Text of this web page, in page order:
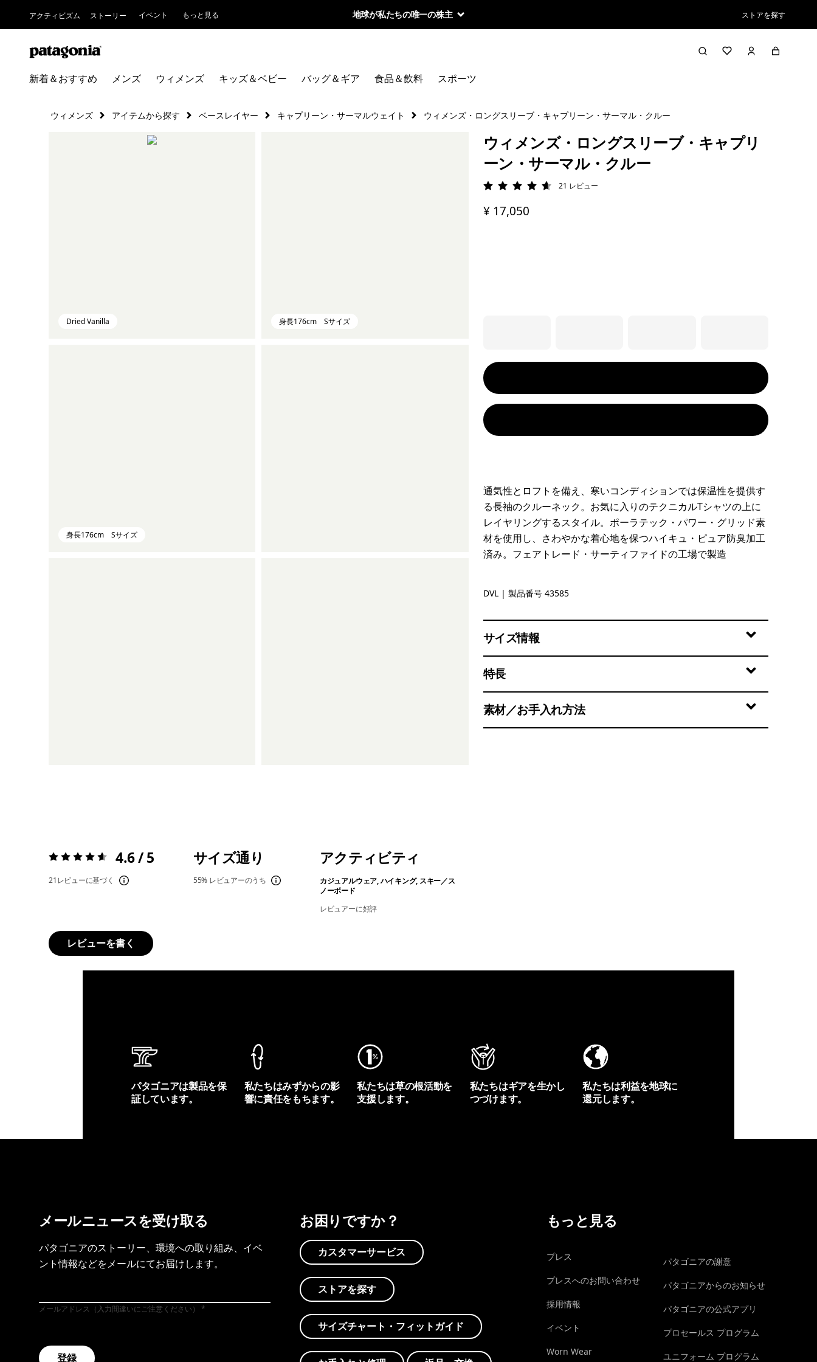
アクティビズム ストーリー イベント もっと見る 地球が私たちの唯一の株主 ストアを探す
新着＆おすすめ メンズ ウィメンズ キッズ＆ベビー バッグ＆ギア 食品＆飲料 スポーツ
ウィメンズ アイテムから探す ベースレイヤー キャプリーン・サーマルウェイト ウィメンズ・ロングスリーブ・キャプリーン・サーマル・クルー
Dried Vanilla 身長176cm Sサイズ
身長176cm Sサイズ
ウィメンズ・ロングスリーブ・キャプリ
ーン・サーマル・クルー
評価: 4.6 / 5
21 レビュー
¥ 17,050
通気性とロフトを備え、寒いコンディションでは保温性を提供す
る長袖のクルーネック。お気に入りのテクニカルTシャツの上に
レイヤリングするスタイル。ポーラテック・パワー・グリッド素
材を使用し、さわやかな着心地を保つハイキュ・ピュア防臭加工
済み。フェアトレード・サーティファイドの工場で製造
Dried Vanilla
DVL | 製品番号 43585
サイズ情報
特長
素材／お手入れ方法
評価:4.6 / 5 4.6 / 5
21レビューに基づく
サイズ通り
55% レビュアーのうち
アクティビティ
カジュアルウェア, ハイキング, スキー／ス
ノーボード
レビュアーに好評
レビューを書く
パタゴニアは製品を保
証しています。
私たちはみずからの影
響に責任をもちます。
私たちは草の根活動を
支援します。
私たちはギアを生かし
つづけます。
私たちは利益を地球に
還元します。
メールニュースを受け取る
パタゴニアのストーリー、環境への取り組み、イベ
ント情報などをメールにてお届けします。
メールアドレス（入力間違いにご注意ください）
登録
お困りですか？
カスタマーサービス
ストアを探す
サイズチャート・フィットガイド
もっと見る
プレス
プレスへのお問い合わせ
採用情報
イベント
Worn Wear
パタゴニアの謝意
パタゴニアからのお知らせ
パタゴニアの公式アプリ
プロセールス プログラム
ユニフォーム プログラム